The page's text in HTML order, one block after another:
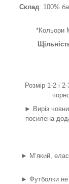
Склад: 100%
*Кольори
Розмір 1-2 і
► Виріз
посилена
► М’який,
► Футболки не